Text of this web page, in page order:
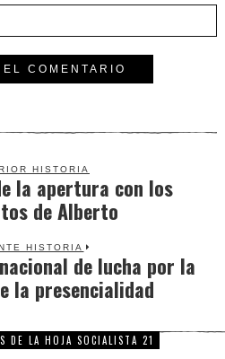
HISTORIA
Previous
post:
la apertura con los
de Alberto
HISTORIA
Next
de lucha por la
la presencialidad
DE LA HOJA SOCIALISTA 21